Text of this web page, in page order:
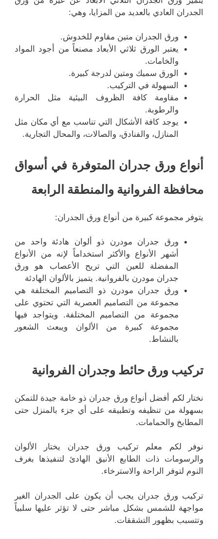
الجدران العادي بالعديد من المزايا، وهي:
ورق الجدران متين مقاوم للخدوش.
يعتبر الورق ثلاثي الأبعاد مصنعاً من أجود المواد
والخامات.
الورق سميك ومتين لدرجة كبيرة.
السهولة في التركيب.
مقاومة كافة الظروف البيئية مثل الحرارة
والرطوبة.
يوجد كافة الأشكال التي تناسب مع أي مكان مثل
المنازل، والفنادق، والصالات، والمحال التجارية.
أنواع ورق جدران المتوفرة في أسواق
محافظة الفروانية والمنطقة الرابعة
يتوفر مجموعة كبيرة من أنواع ورق الجدران:
ورق جدران مودرن ذو ألوان هادئة واحد من
أشهر الأنواع والأكثر استخداماً لإنه من الأنواع
المفضلة للعين التي تريح الأعصاب هو ورق
جدران مودرن بالفروانية. يتميز بالألوان الهادئة
ورق جدران مودرن ذو التصاميم المختلفة هي
مجموعة من التصاميم العصرية التي تحتوي على
مجموعة من التصاميم المختلفة. ويتواجد فيها
مجموعة كبيرة من الألوان ويبعث الشعور
بالنشاط.
تركيب ورق حائط وجدران الفروانية
نختار لكم أفضل أنواع ورق جدران ذو خامة جيدة للتمكن
بسهولة من تنظيفه وتطبيقه على أي جزء بالمنزل حتى
المطابخ والحمامات.
نوفر لكم معلم تركيب ورق جدران يختار الألوان
والرسومات ذات الطابع الأنيق الهادئ لتنفيذها بغرف
النوم لتوفر الراحة والاسترخاء.
تركيب ورق جدران يجب أن يكون على الجدران الغير
مواجهة للشمس بشكل مباشر حتى لا تؤثر عليها سلبياً
وتتسبب بظهور التشققات.